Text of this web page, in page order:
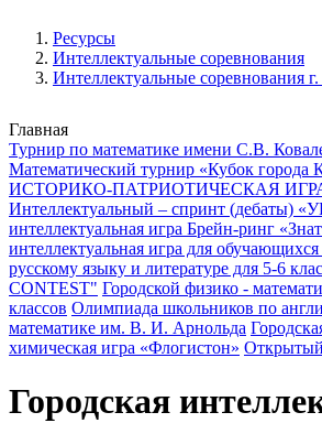
Ресурсы
Интеллектуальные соревнования
Интеллектуальные соревнования
Главная
Турнир по математике имени С.В.
Математический турнир «Кубок города
ИСТОРИКО-ПАТРИОТИЧЕСКАЯ
Интеллектуальный – спринт (дебаты)
интеллектуальная игра Брейн-ринг
интеллектуальная игра для
русскому языку и литературе для 5-6
CONTEST" Городской физико -
классов Олимпиада школьников по
математике им. В. И. Арнольда
химическая игра «Флогистон» Открытый
Городская